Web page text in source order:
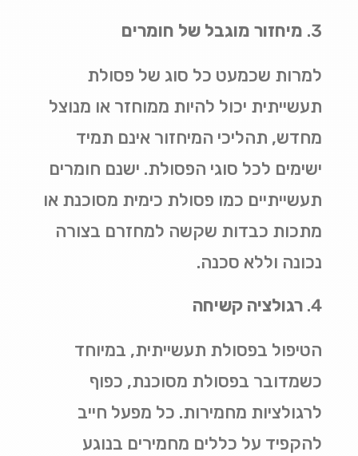
מיחזור מוגבל של חומרים
למרות שכמעט כל סוג של פסולת
תעשייתית יכול להיות ממוחזר או מנוצל
מחדש, תהליכי המיחזור אינם תמיד
ישימים לכל סוגי הפסולת. ישנם חומרים
תעשייתיים כמו פסולת כימית מסוכנת או
מתכות כבדות שקשה למחזרם בצורה
נכונה וללא סכנה.
רגולציה קשיחה
הטיפול בפסולת תעשייתית, במיוחד
כשמדובר בפסולת מסוכנת, כפוף
לרגולציות מחמירות. כל מפעל חייב
להקפיד על כללים מחמירים בנוגע